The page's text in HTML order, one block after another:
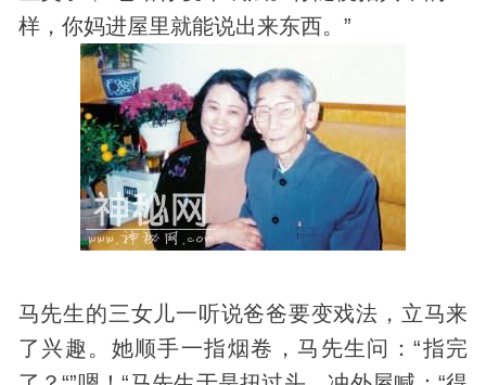
样，你妈进屋里就能说出来东西。”
马先生的三女儿一听说爸爸要变戏法，立马来
了兴趣。她顺手一指烟卷，马先生问：“指完